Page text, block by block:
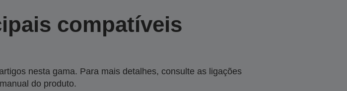
compatíveis
nesta gama. Para mais detalhes, consulte as ligações
do produto.